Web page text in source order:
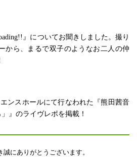
』についてお聞きしました。撮り
から、まるで双子のようなお二人の仲
ンスホールにて行なわれた『熊田茜音
』のライヴレポを掲載！
にありがとうございます。